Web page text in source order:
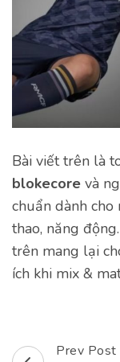
Bài viết trên là
blokecore và
chuẩn dành
thao, năng
trên mang lại
ích khi mix &
Prev Post